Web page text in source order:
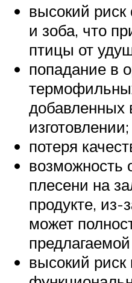
высокий
и зоба, что
птицы от
попадание в
добавленных
изготовлении;
потеря
возможность
плесени на
продукте, из-
может
высокий